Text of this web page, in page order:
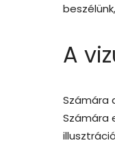
A
Számára
Számára